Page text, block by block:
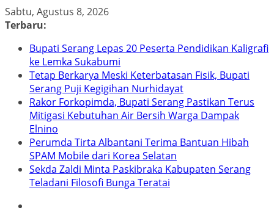
Skip
to
Sabtu, Agustus 8, 2026
Terbaru:
Bupati Serang Lepas 20 Peserta Pendidikan Kaligrafi
ke Lemka Sukabumi
Tetap Berkarya Meski Keterbatasan Fisik, Bupati
Serang Puji Kegigihan Nurhidayat
Rakor Forkopimda, Bupati Serang Pastikan Terus
Mitigasi Kebutuhan Air Bersih Warga Dampak
Elnino
Perumda Tirta Albantani Terima Bantuan Hibah
SPAM Mobile dari Korea Selatan
Sekda Zaldi Minta Paskibraka Kabupaten Serang
Teladani Filosofi Bunga Teratai